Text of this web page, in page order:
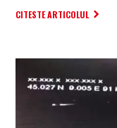
CITESTE ARTICOLUL